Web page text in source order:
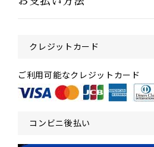
クレジットカード
ご利用可能なクレジットカード
コンビニ後払い